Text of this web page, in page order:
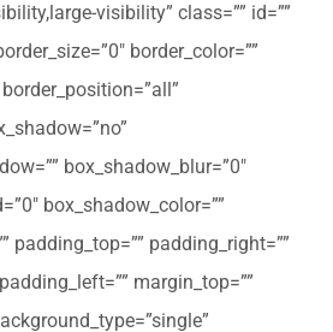
visibility” class=”” id=””
border_color=””
box_shadow_blur=”0″
box_shadow_color=””
padding_top=”” padding_right=””
margin_top=””